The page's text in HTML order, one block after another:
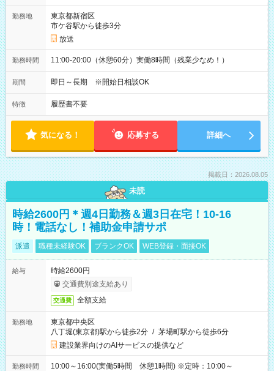
勤務地
東京都新宿区
市ケ谷駅から徒歩3分
放送
勤務時間 11:00-20:00（休憩60分）実働8時間（残業少なめ！）
期間 即日～長期 ※開始日相談OK
特徴 履歴書不要
気になる！ 応募する 詳細へ
掲載日：2026.08.05
未読
時給2600円＊週4日勤務＆週3日在宅！10-16
時！電話なし！補助金申請サポ
派遣 職種未経験OK ブランクOK WEB登録・面接OK
給与
時給2600円
交通費別途支給あり
交通費 全額支給
勤務地
東京都中央区
八丁堀(東京都)駅から徒歩2分 / 茅場町駅から徒歩6分
建設業界向けのAIサービスの提供など
勤務時間
10:00～16:00(実働5時間 休憩1時間) ※定時：10:00～